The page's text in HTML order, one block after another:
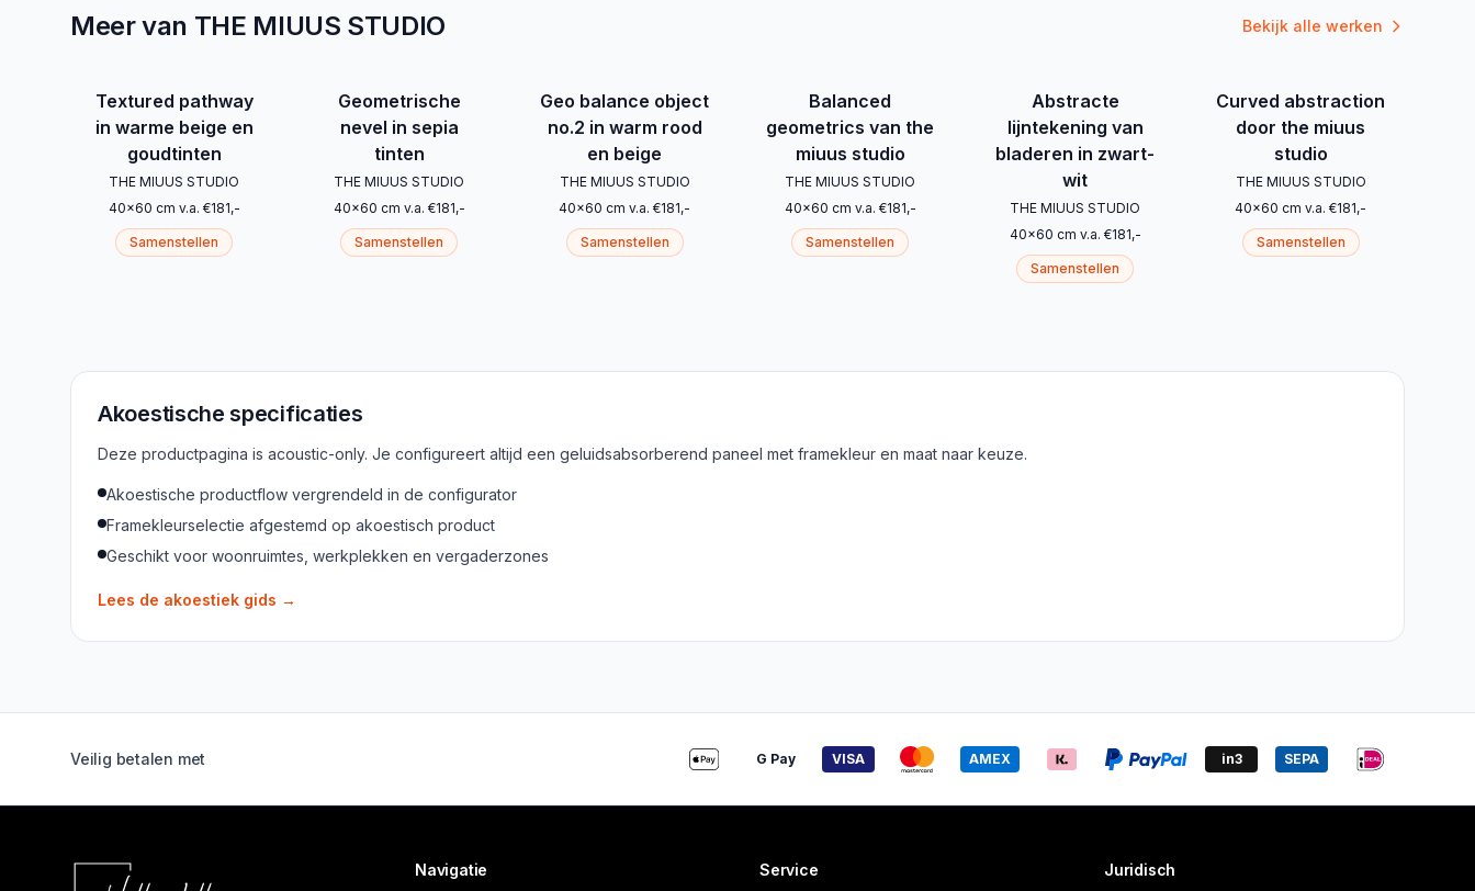
Meer van THE MIUUS STUDIO Bekijk alle werken
Textured pathway
in warme beige en
goudtinten
THE MIUUS STUDIO
40x60 cm v.a. €181,-
Samenstellen
Geometrische
nevel in sepia
tinten
THE MIUUS STUDIO
40x60 cm v.a. €181,-
Samenstellen
Geo balance object
no.2 in warm rood
en beige
THE MIUUS STUDIO
40x60 cmv.a. €181,-
Samenstellen
Balanced
geometrics van the
miuus studio
THE MIUUS STUDIO
40x60 cm v.a. €181,-
Samenstellen
Abstracte
lijntekening van
bladeren in zwart-
wit
THE MIUUS STUDIO
40x60 cm v.a. €181,-
Samenstellen
Curved abstraction
door the miuus
studio
THE MIUUS STUDIO
40x60 cmv.a. €181,-
Samenstellen
Akoestische specificaties
Deze productpagina is acoustic-only. Je configureert altijd een geluidsabsorberend paneel met framekleur en maat naar keuze.
Akoestische productflow vergrendeld in de configurator
Framekleurselectie afgestemd op akoestisch product
Geschikt voor woonruimtes, werkplekken en vergaderzones
Lees de akoestiek gids →
Veilig betalen met G Pay VISA AMEX in3 SEPA
Navigatie Service Juridisch